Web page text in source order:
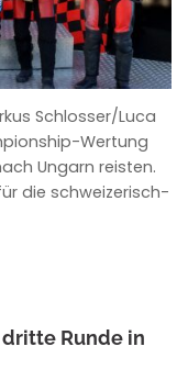
Schlosser/Luca
Wertung
Ungarn reisten.
die schweizerisch-
Runde in